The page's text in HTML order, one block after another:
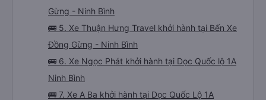
Gừng - Ninh Bình
🚌 5. Xe Thuận Hưng Travel khởi hành tại Bến Xe
Đồng Gừng - Ninh Bình
🚌 6. Xe Ngọc Phát khởi hành tại Dọc Quốc lộ 1A
Ninh Bình
🚌 7. Xe A Ba khởi hành tại Dọc Quốc Lộ 1A